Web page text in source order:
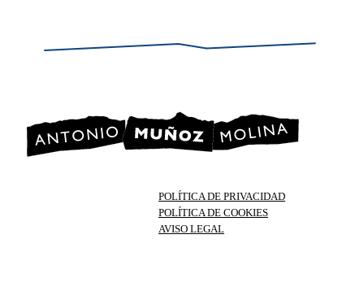
POLÍTICA DE PRIVACIDAD
POLÍTICA DE COOKIES
AVISO LEGAL